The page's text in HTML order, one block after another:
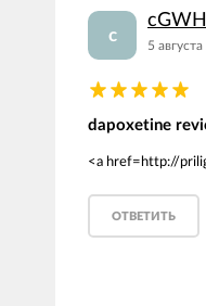
c
5
dapoxetine
<a href=http://
ОТВЕТИТЬ